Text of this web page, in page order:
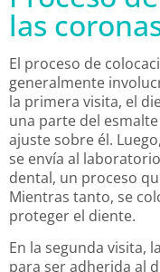
las
El proceso de
generalmente
la primera visita, el
una parte del
ajuste sobre él.
se envía al
dental, un proceso
Mientras tanto, se
proteger el diente.
En la segunda visita,
para ser adherida al